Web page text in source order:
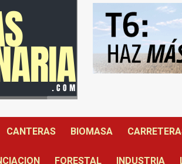
CANTERAS BIOMASA
FORESTAL INDUSTRIA